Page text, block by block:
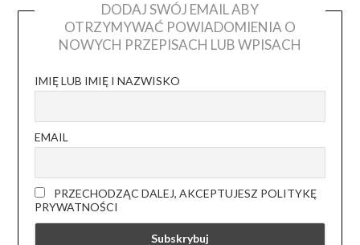
DODAJ SWÓJ EMAIL ABY
OTRZYMYWAĆ POWIADOMIENIA O
NOWYCH PRZEPISACH LUB WPISACH
IMIĘ LUB IMIĘ I NAZWISKO
EMAIL
PRZECHODZĄC DALEJ, AKCEPTUJESZ POLITYKĘ
PRYWATNOŚCI